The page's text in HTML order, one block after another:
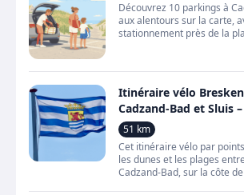
Découvrez 10 parkings à
aux alentours sur la carte,
stationnement près de la
Itinéraire vélo
Cadzand-Bad et Sluis
vélo le long des dunes
plages
51 km
Cet itinéraire vélo par
les dunes et les plages
Cadzand-Bad, sur la côte